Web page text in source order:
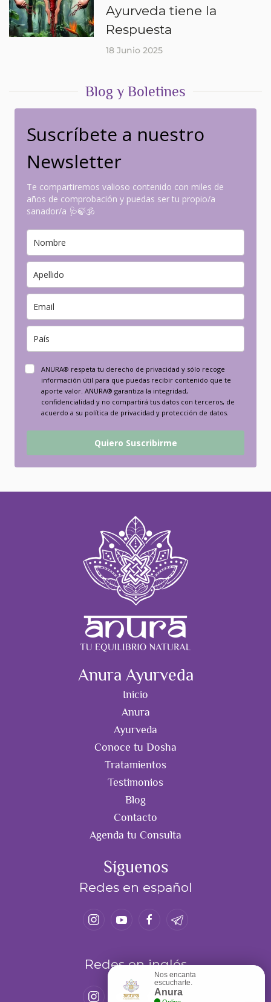
Ayurveda tiene la
Respuesta
18 Junio 2025
Blog y Boletines
Suscríbete a nuestro
Newsletter
Te compartiremos valioso contenido con miles de
años de comprobación y puedas ser tu propio/a
sanador/a 🩺🍃🕉
ANURA® respeta tu derecho de privacidad y sólo recoge
información útil para que puedas recibir contenido que te
aporte valor. ANURA® garantiza la integridad,
confidencialidad y no compartirá tus datos con terceros, de
acuerdo a su política de privacidad y protección de datos.
Quiero Suscribirme
Anura Ayurveda
Inicio
Anura
Ayurveda
Conoce tu Dosha
Tratamientos
Testimonios
Blog
Contacto
Agenda tu Consulta
Síguenos
Redes en español
Redes en inglés
Nos encanta
escucharte.
Anura